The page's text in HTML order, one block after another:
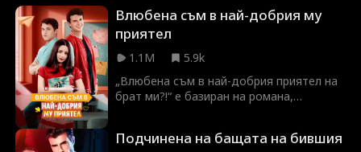
Влюбена съм в най-добрия му
приятел
1.1M
5.9k
„Влюбена съм в най-добрия приятел на
брат ми?!“ е базиран на романа,
апартамента си извън кампуса с
Подчинена на бащата на бившия